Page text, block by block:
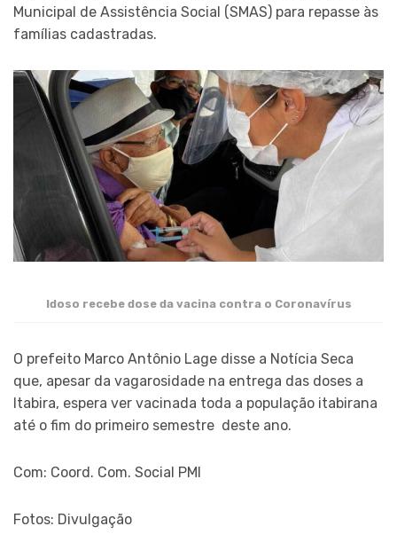
Municipal de Assistência Social (SMAS) para repasse às
famílias cadastradas.
Idoso recebe dose da vacina contra o Coronavírus
O prefeito Marco Antônio Lage disse a Notícia Seca
que, apesar da vagarosidade na entrega das doses a
Itabira, espera ver vacinada toda a população itabirana
até o fim do primeiro semestre deste ano.
Com: Coord. Com. Social PMI
Fotos: Divulgação